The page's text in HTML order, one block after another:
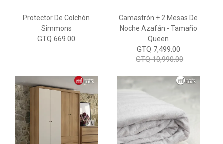
Protector De Colchón
Simmons
GTQ 669.00
Camastrón + 2 Mesas De
Noche Azafán - Tamaño
Queen
GTQ 7,499.00
GTQ 10,990.00